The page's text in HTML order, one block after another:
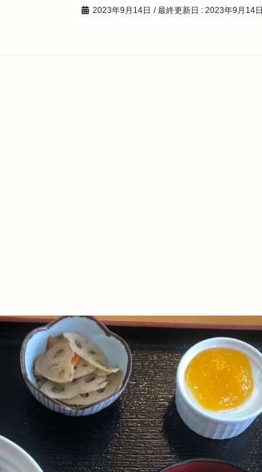
2023年9月14日 / 最終更新日 :2023年9月14日